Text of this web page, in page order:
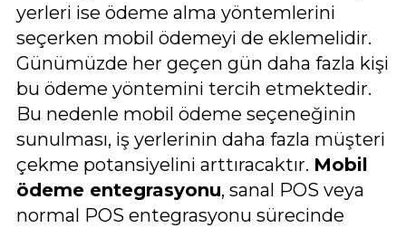
yerleri ise ödeme alma yöntemlerini
seçerken mobil ödemeyi de eklemelidir.
Günümüzde her geçen gün daha fazla kişi
bu ödeme yöntemini tercih etmektedir.
Bu nedenle mobil ödeme seçeneğinin
sunulması, iş yerlerinin daha fazla müşteri
çekme potansiyelini arttıracaktır. Mobil
ödeme entegrasyonu, sanal POS veya
normal POS entegrasyonu sürecinde